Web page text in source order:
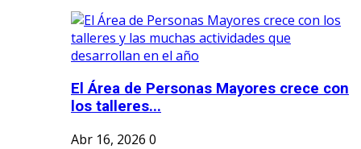
El Área de Personas Mayores crece con
los talleres...
Abr 16, 2026 0